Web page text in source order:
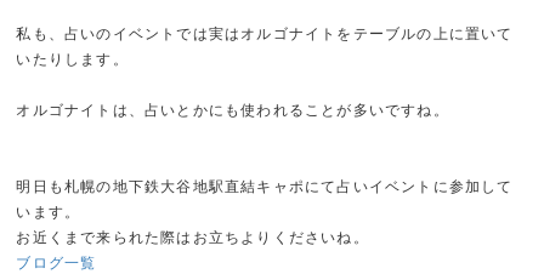
私も、占いのイベントでは実はオルゴナイトをテーブルの上に置いて
いたりします。
オルゴナイトは、占いとかにも使われることが多いですね。
明日も札幌の地下鉄大谷地駅直結キャポにて占いイベントに参加して
います。
お近くまで来られた際はお立ちよりくださいね。
ブログ一覧